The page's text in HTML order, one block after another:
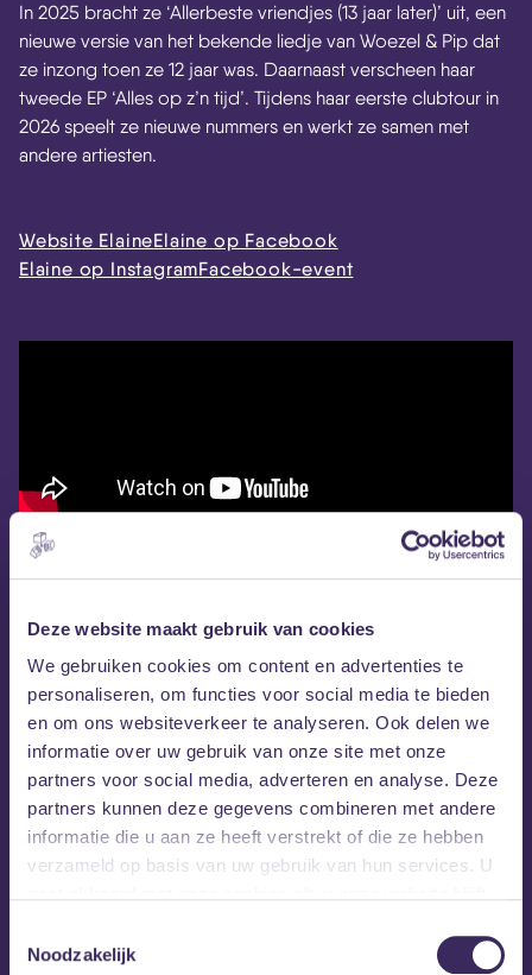
Deze website maakt gebruik van cookies
We gebruiken cookies om content en advertenties te
personaliseren, om functies voor social media te bieden
en om ons websiteverkeer te analyseren. Ook delen we
informatie over uw gebruik van onze site met onze
partners voor social media, adverteren en analyse. Deze
partners kunnen deze gegevens combineren met andere
informatie die u aan ze heeft verstrekt of die ze hebben
verzameld op basis van uw gebruik van hun services. U
Noodzakelijk
In 2025 bracht ze ‘Allerbeste vriendjes (13 jaar later)’ uit, een
nieuwe versie van het bekende liedje van Woezel & Pip dat
ze inzong toen ze 12 jaar was. Daarnaast verscheen haar
tweede EP ‘Alles op z’n tijd’. Tijdens haar eerste clubtour in
2026 speelt ze nieuwe nummers en werkt ze samen met
andere artiesten.
Website ElaineElaine op Facebook
Elaine op InstagramFacebook-event